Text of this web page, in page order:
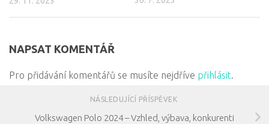
NAPSAT KOMENTÁŘ
Pro přidávání komentářů se musíte nejdříve přihlásit
NÁSLEDUJÍCÍ PŘÍSPĚVEK
Volkswagen Polo 2024 – Vzhled, výbava, konkurenti